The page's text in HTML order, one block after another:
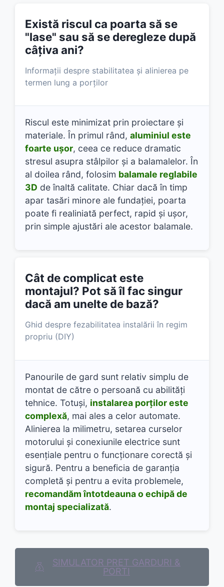
Există riscul ca poarta să se
"lase" sau să se deregleze după
câțiva ani?
Informații despre stabilitatea și alinierea pe
termen lung a porților
Riscul este minimizat prin proiectare și
materiale. În primul rând, aluminiul este
foarte ușor, ceea ce reduce dramatic
stresul asupra stâlpilor și a balamalelor. În
al doilea rând, folosim balamale reglabile
3D de înaltă calitate. Chiar dacă în timp
apar tasări minore ale fundației, poarta
poate fi realiniată perfect, rapid și ușor,
prin simple ajustări ale acestor balamale.
Cât de complicat este
montajul? Pot să îl fac singur
dacă am unelte de bază?
Ghid despre fezabilitatea instalării în regim
propriu (DIY)
Panourile de gard sunt relativ simplu de
montat de către o persoană cu abilități
tehnice. Totuși, instalarea porților este
complexă, mai ales a celor automate.
Alinierea la milimetru, setarea curselor
motorului și conexiunile electrice sunt
esențiale pentru o funcționare corectă și
sigură. Pentru a beneficia de garanția
completă și pentru a evita problemele,
recomandăm întotdeauna o echipă de
montaj specializată.
SIMULATOR PRET GARDURI &
PORTI